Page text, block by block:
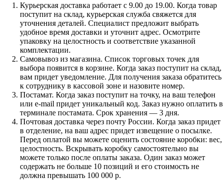
Курьерская доставка работает с 9.00 до 19.00. Когда товар
поступит на склад, курьерская служба свяжется для
уточнения деталей. Специалист предложит выбрать
удобное время доставки и уточнит адрес. Осмотрите
упаковку на целостность и соответствие указанной
комплектации.
Самовывоз из магазина. Список торговых точек для
выбора появится в корзине. Когда заказ поступит на склад,
вам придет уведомление. Для получения заказа обратитесь
к сотруднику в кассовой зоне и назовите номер.
Постамат. Когда заказ поступит на точку, на ваш телефон
или e-mail придет уникальный код. Заказ нужно оплатить в
терминале постамата. Срок хранения — 3 дня.
Почтовая доставка через почту России. Когда заказ придет
в отделение, на ваш адрес придет извещение о посылке.
Перед оплатой вы можете оценить состояние коробки: вес,
целостность. Вскрывать коробку самостоятельно вы
можете только после оплаты заказа. Один заказ может
содержать не больше 10 позиций и его стоимость не
должна превышать 100 000 р.